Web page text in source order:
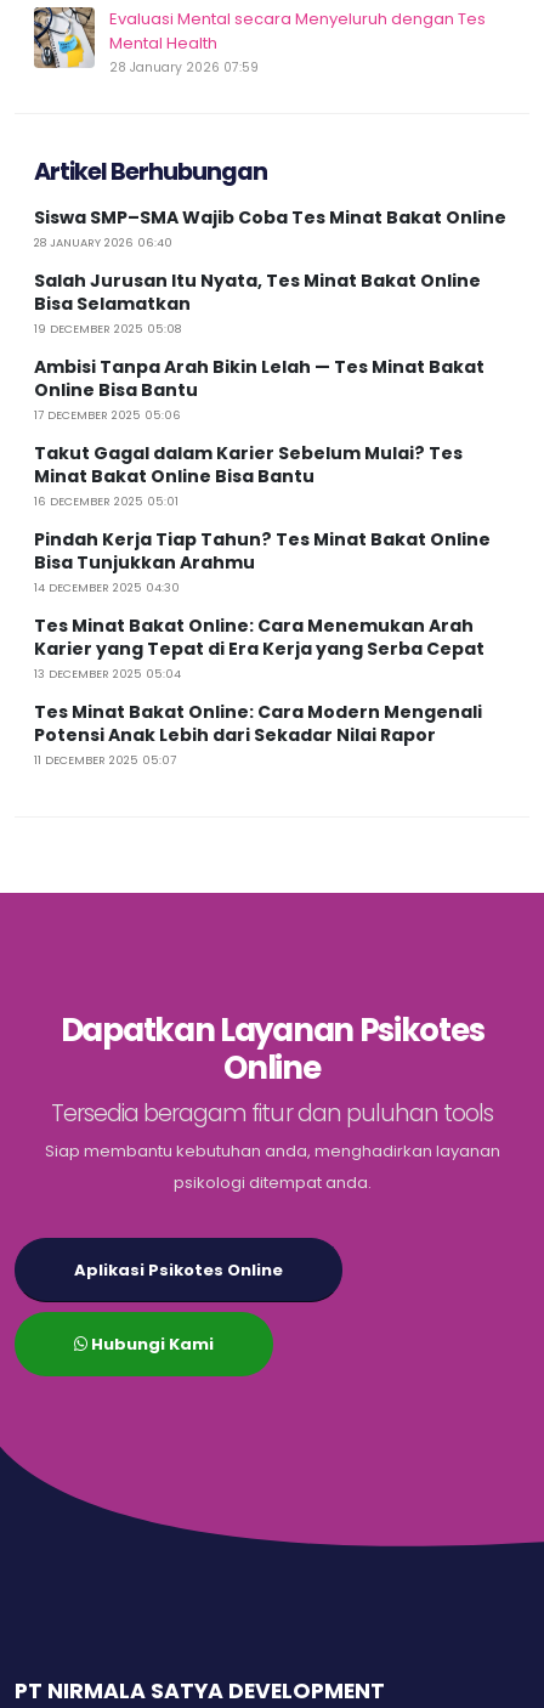
Evaluasi Mental secara Menyeluruh dengan Tes
Mental Health
28 January 2026 07:59
Artikel Berhubungan
Siswa SMP–SMA Wajib Coba Tes Minat Bakat Online
28 JANUARY 2026 06:40
Salah Jurusan Itu Nyata, Tes Minat Bakat Online
Bisa Selamatkan
19 DECEMBER 2025 05:08
Ambisi Tanpa Arah Bikin Lelah — Tes Minat Bakat
Online Bisa Bantu
17 DECEMBER 2025 05:06
Takut Gagal dalam Karier Sebelum Mulai? Tes
Minat Bakat Online Bisa Bantu
16 DECEMBER 2025 05:01
Pindah Kerja Tiap Tahun? Tes Minat Bakat Online
Bisa Tunjukkan Arahmu
14 DECEMBER 2025 04:30
Tes Minat Bakat Online: Cara Menemukan Arah
Karier yang Tepat di Era Kerja yang Serba Cepat
13 DECEMBER 2025 05:04
Tes Minat Bakat Online: Cara Modern Mengenali
Potensi Anak Lebih dari Sekadar Nilai Rapor
11 DECEMBER 2025 05:07
Dapatkan Layanan Psikotes
Online
Tersedia beragam fitur dan puluhan tools
Siap membantu kebutuhan anda, menghadirkan layanan
psikologi ditempat anda.
Aplikasi Psikotes Online
Hubungi Kami
PT NIRMALA SATYA DEVELOPMENT